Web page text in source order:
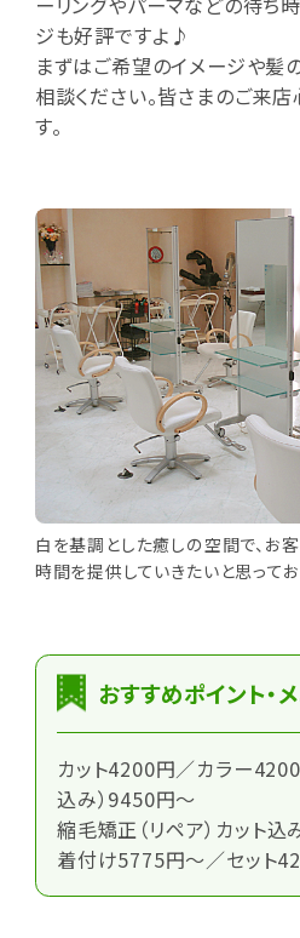
ジも好評ですよ♪
まずはご希望のイメージや髪
相談ください。皆さまのご来
す。
白を基調とした癒しの空間で、お
時間を提供していきたいと思ってお
おすすめポイント・
カット4200円／カラー
込み）9450円～
縮毛矯正（リペア）カット
着付け5775円～／セット